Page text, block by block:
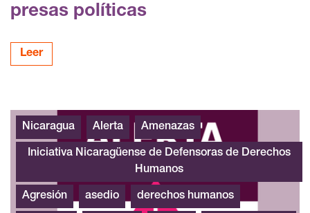
presas políticas
Leer
Ataque periodistas sociedad civil Nicaragua
Nicaragua Alerta Amenazas
Iniciativa Nicaragüense de Defensoras de Derechos
Humanos
Agresión asedio derechos humanos